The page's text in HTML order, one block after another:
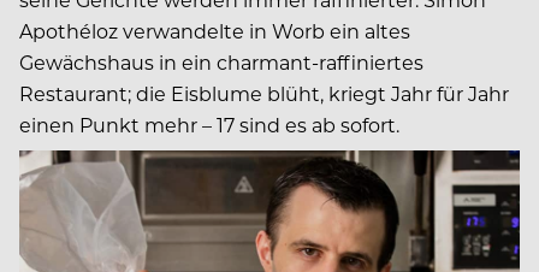
Apothéloz verwandelte in Worb ein altes
Gewächshaus in ein charmant-raffiniertes
Restaurant; die Eisblume blüht, kriegt Jahr für Jahr
einen Punkt mehr – 17 sind es ab sofort.